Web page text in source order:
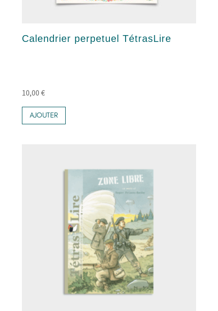
Calendrier perpetuel TétrasLire
10,00 €
AJOUTER